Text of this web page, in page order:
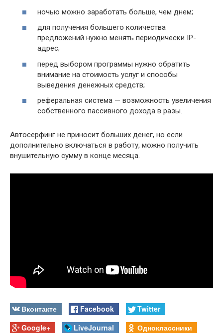
ночью можно заработать больше, чем днем;
для получения большего количества
предложений нужно менять периодически IP-
адрес;
перед выбором программы нужно обратить
внимание на стоимость услуг и способы
выведения денежных средств;
реферальная система — возможность увеличения
собственного пассивного дохода в разы.
Автосерфинг не приносит больших денег, но если
дополнительно включаться в работу, можно получить
внушительную сумму в конце месяца.
Вконтакте Facebook
Twitter
Google+
LiveJournal
Одноклассники